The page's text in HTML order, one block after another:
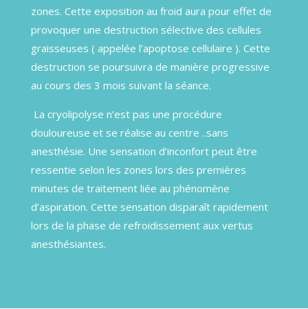
zones. Cette exposition au froid aura pour effet de
provoquer une destruction sélective des cellules
graisseuses ( appelée l’apoptose cellulaire ). Cette
destruction se poursuivra de manière progressive
au cours des 3 mois suivant la séance.
La cryolipolyse n’est pas une procédure
douloureuse et se réalise au centre ..sans
anesthésie. Une sensation d’inconfort peut être
ressentie selon les zones lors des premières
minutes de traitement liée au phénomène
d’aspiration. Cette sensation disparaît rapidement
lors de la phase de refroidissement aux vertus
anesthésiantes.